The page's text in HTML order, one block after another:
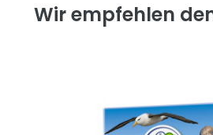
Wir empfehlen